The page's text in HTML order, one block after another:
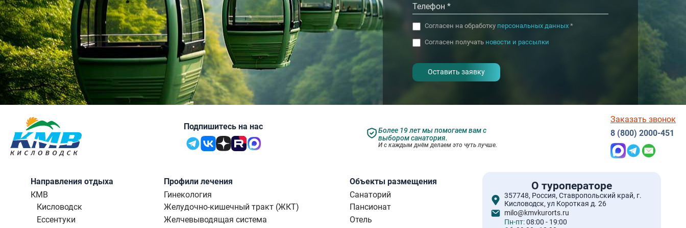
Согласен на обработку персональных данных*
Согласен получать новости и рассылки
Подпишитесь на нас
Более 19 лет мы помогаем вам с
выбором санатория.
И с каждым днём делаем это чуть лучше.
Заказать звонок
8 (800) 2000-451
Направления отдыха
КМВ
Кисловодск
Ессентуки
Профили лечения
Гинекология
Желудочно-кишечный тракт (ЖКТ)
Желчевыводящая система
Объекты размещения
Санаторий
Пансионат
Отель
О туроператоре
357748, Россия, Ставропольский край, г.
Кисловодск, ул Короткая д. 26
milo@kmvkurorts.ru
Пн-пт:08:00 - 19:00